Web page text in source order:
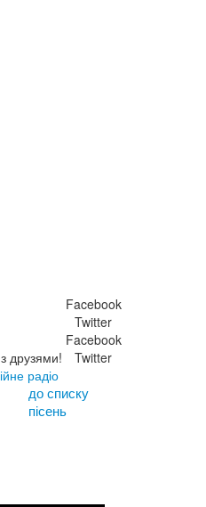
друзями!
Facebook
Twitter
Facebook
Twitter
радіо
до списку
пісень